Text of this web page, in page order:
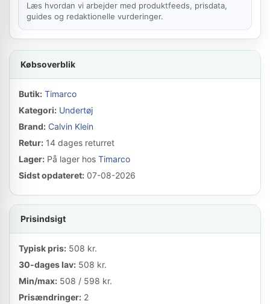
Læs hvordan vi arbejder med produktfeeds, prisdata,
guides og redaktionelle vurderinger.
Købsoverblik
Butik: Timarco
Kategori: Undertøj
Brand: Calvin Klein
Retur: 14 dages returret
Lager: På lager hos Timarco
Sidst opdateret: 07-08-2026
Prisindsigt
Typisk pris: 508 kr.
30-dages lav: 508 kr.
Min/max: 508 / 598 kr.
Prisændringer: 2